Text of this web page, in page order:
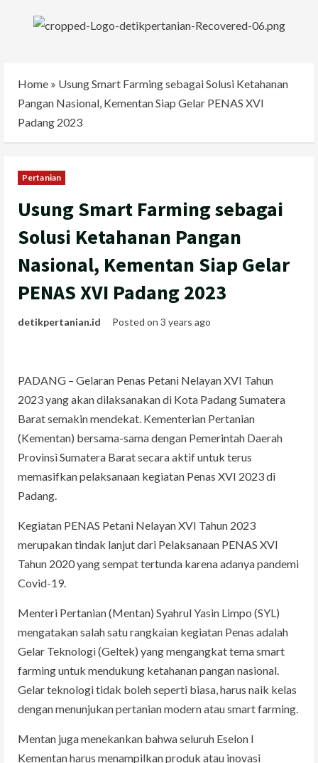
Home » Usung Smart Farming sebagai Solusi Ketahanan
Pangan Nasional, Kementan Siap Gelar PENAS XVI
Padang 2023
Pertanian
Usung Smart Farming sebagai
Solusi Ketahanan Pangan
Nasional, Kementan Siap Gelar
PENAS XVI Padang 2023
detikpertanian.id Posted on 3 years ago
PADANG – Gelaran Penas Petani Nelayan XVI Tahun
2023 yang akan dilaksanakan di Kota Padang Sumatera
Barat semakin mendekat. Kementerian Pertanian
(Kementan) bersama-sama dengan Pemerintah Daerah
Provinsi Sumatera Barat secara aktif untuk terus
memasifkan pelaksanaan kegiatan Penas XVI 2023 di
Padang.
Kegiatan PENAS Petani Nelayan XVI Tahun 2023
merupakan tindak lanjut dari Pelaksanaan PENAS XVI
Tahun 2020 yang sempat tertunda karena adanya pandemi
Covid-19.
Menteri Pertanian (Mentan) Syahrul Yasin Limpo (SYL)
mengatakan salah satu rangkaian kegiatan Penas adalah
Gelar Teknologi (Geltek) yang mengangkat tema smart
farming untuk mendukung ketahanan pangan nasional.
Gelar teknologi tidak boleh seperti biasa, harus naik kelas
dengan menunjukan pertanian modern atau smart farming.
Mentan juga menekankan bahwa seluruh Eselon I
Kementan harus menampilkan produk atau inovasi